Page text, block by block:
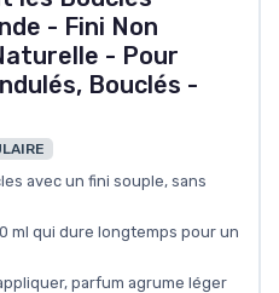
- Fini Non
- Pour
Bouclés -
avec un fini souple, sans
ml qui dure longtemps pour un
parfum agrume léger